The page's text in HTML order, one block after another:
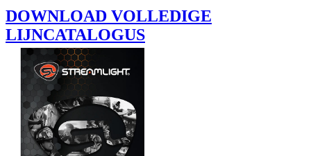
DOWNLOAD VOLLEDIGE
LIJNCATALOGUS